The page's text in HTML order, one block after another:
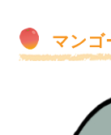
マンゴ